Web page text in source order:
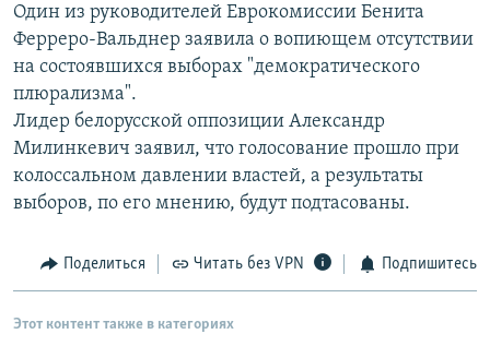
РАСПИСАНИЕ ВЕЩАНИЯ
ПОДПИШИТЕСЬ НА РАССЫЛКУ
СОЦИАЛЬНЫЕ СЕТИ
Все сайты РСЕ/РС
Один из руководителей Еврокомиссии Бенита
Ферреро-Вальднер заявила о вопиющем отсутствии
на состоявшихся выборах "демократического
плюрализма".
Лидер белорусской оппозиции Александр
Милинкевич заявил, что голосование прошло при
колоссальном давлении властей, а результаты
выборов, по его мнению, будут подтасованы.
Поделиться Читать без VPN Подпишитесь
Этот контент также в категориях